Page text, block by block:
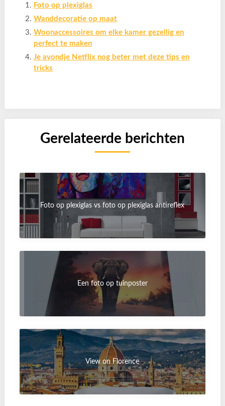
Foto op plexiglas
Wanddecoratie op maat
Woonaccessoires om elke kamer gezellig en
perfect te maken
Je avondje Netflix nog beter met deze tips en
tricks
Gerelateerde berichten
Foto op plexiglas vs foto op plexiglas antireflex
Een foto op tuinposter
View on Florence